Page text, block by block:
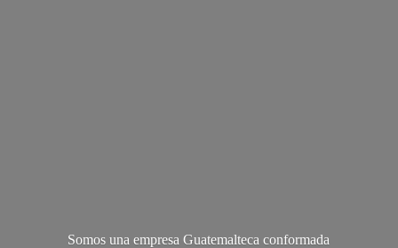
Somos una empresa Guatemalteca conformada